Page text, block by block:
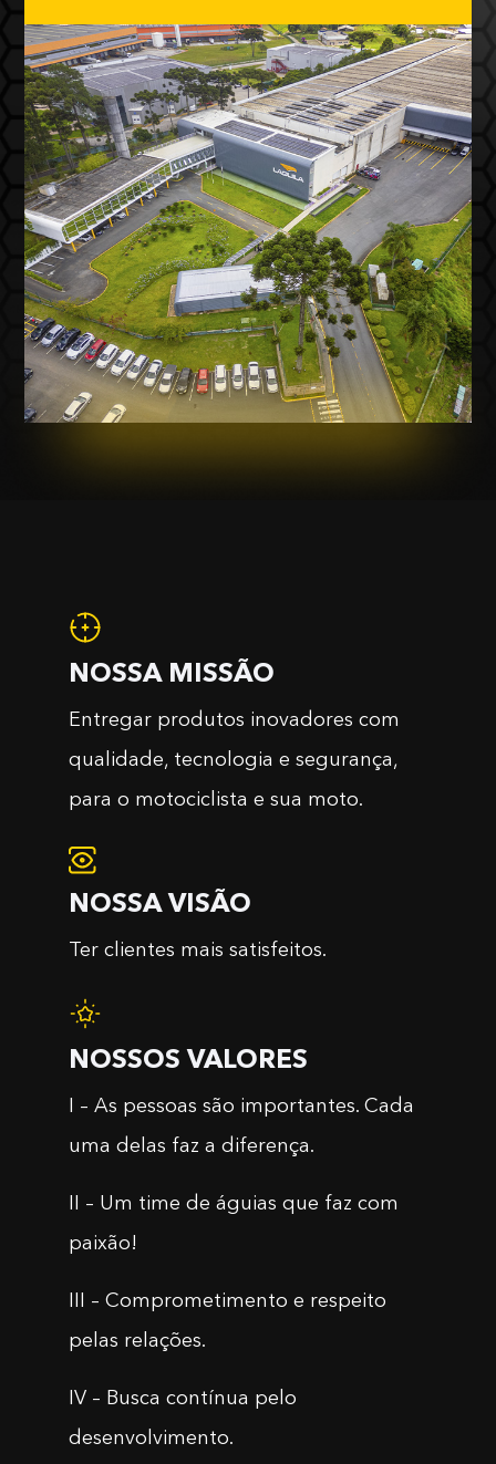
NOSSA MISSÃO
Entregar produtos inovadores com
qualidade, tecnologia e segurança,
para o motociclista e sua moto.
NOSSA VISÃO
Ter clientes mais satisfeitos.
NOSSOS VALORES
I – As pessoas são importantes. Cada
uma delas faz a diferença.
II – Um time de águias que faz com
paixão!
III – Comprometimento e respeito
pelas relações.
IV – Busca contínua pelo
desenvolvimento.